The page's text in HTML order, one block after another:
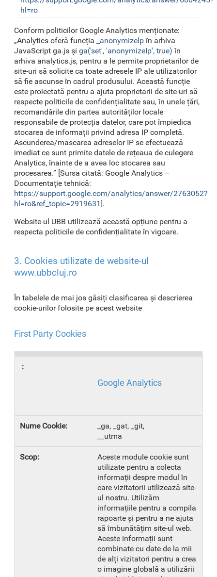
hl=ro
Conform politicilor Google Analytics menționate:
„Analytics oferă funcția
_anonymizelpîn arhiva
JavaScript ga.js și ga('set', 'anonymizeIp', true) în
arhiva analytics.js, pentru a le permite proprietarilor de
site-uri să solicite ca toate adresele IP ale utilizatorilor
să fie ascunse în cadrul produsului. Această funcție
este proiectată pentru a ajuta proprietarii de site-uri să
respecte politicile de confidențialitate sau, în unele țări,
recomandările din partea autorităților locale
responsabile de protecția datelor, care pot împiedica
stocarea de informații privind adresa IP completă.
Ascunderea/mascarea adreselor IP se efectuează
imediat ce sunt primite datele de rețeaua de culegere
Analytics, înainte de a avea loc stocarea sau
procesarea.” [Sursa citată: Google Analytics –
Documentație tehnică:
https://support.google.com/analytics/answer/2763052?
hl=ro&ref_topic=2919631].
Website-ul UBB utilizează această opțiune pentru a
respecta politicile de confidențialitate în vigoare.
3. Cookies utilizate de website-ul
www.ubbcluj.ro
În tabelele de mai jos găsiți clasificarea și descrierea
cookie-urilor folosite pe acest website
First Party Cookies
Google Analytics
_ga, _gat, _git,
__utma
Aceste module cookie sunt
utilizate pentru a colecta
informații despre modul în
care vizitatorii utilizează site-
ul nostru. Utilizăm
informațiile pentru a compila
rapoarte și pentru a ne ajuta
să îmbunătățim site-ul web.
Aceste informații sunt
combinate cu date de la mii
de alți vizitatori pentru a crea
o imagine globală a utilizării